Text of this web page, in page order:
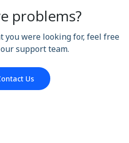
problems?
you were looking for, feel free
support team.